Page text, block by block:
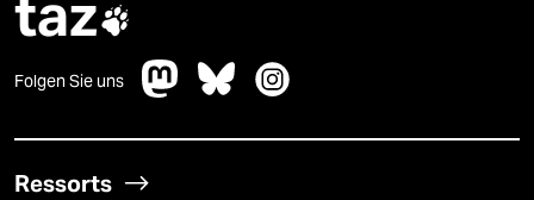
taz
Folgen Sie uns
Ressorts